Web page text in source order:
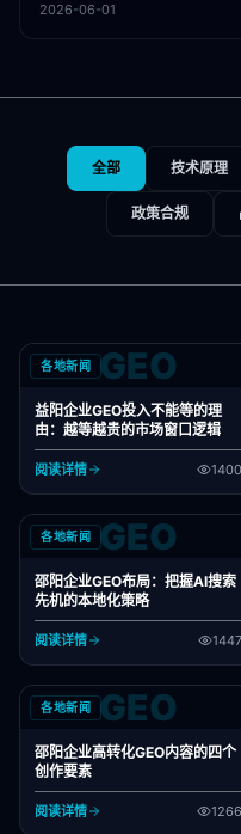
2026-06-01
全部 技术原理
政策合规
各地新闻 GEO
益阳企业GEO投入不能等的理
由：越等越贵的市场窗口逻辑
阅读详情 1400
各地新闻 GEO
邵阳企业GEO布局：把握AI搜索
先机的本地化策略
阅读详情 1447
各地新闻 GEO
邵阳企业高转化GEO内容的四个
创作要素
阅读详情 1266